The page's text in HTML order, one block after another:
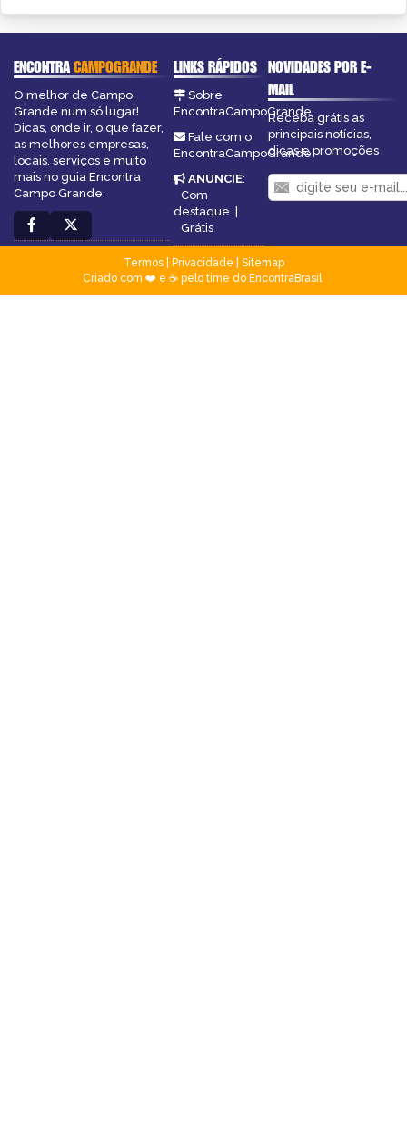
ENCONTRACAMPOGRANDE
O melhor de Campo
Grande num só lugar!
Dicas, onde ir, o que fazer,
as melhores empresas,
locais, serviços e muito
mais no guia Encontra
Campo Grande.
LINKS RÁPIDOS
Sobre
EncontraCampoGrande
Fale com o
EncontraCampoGrande
ANUNCIE:
Com
destaque |
Grátis
NOVIDADES POR E-
MAIL
Receba grátis as
principais notícias,
dicas e promoções
Termos| Privacidade
Sitemap
Criado com ❤️ e ☕ pelo time do EncontraBrasil